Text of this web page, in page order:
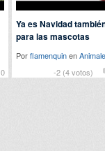
0
-2 (4 votos)
Ya es Navidad
para las mascotas
Porflamenquinen